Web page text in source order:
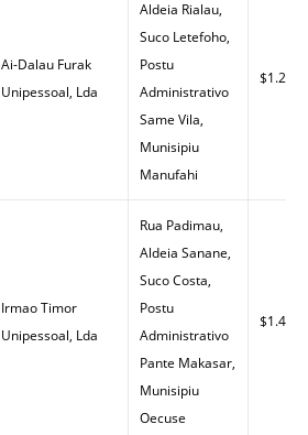
Ai-Dalau Furak
Unipessoal, Lda
Aldeia Rialau,
Suco Letefoho,
Postu
Administrativo
Same Vila,
Munisipiu
Manufahi
$1.25
Irmao Timor
Unipessoal, Lda
Rua Padimau,
Aldeia Sanane,
Suco Costa,
Postu
Administrativo
Pante Makasar,
Munisipiu
Oecuse
$1.40